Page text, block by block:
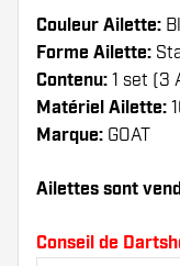
Couleur Ailette:
Forme Ailette:
Contenu: 1 set (3
Matériel Ailette:
Marque: GOAT
Ailettes sont
Conseil de